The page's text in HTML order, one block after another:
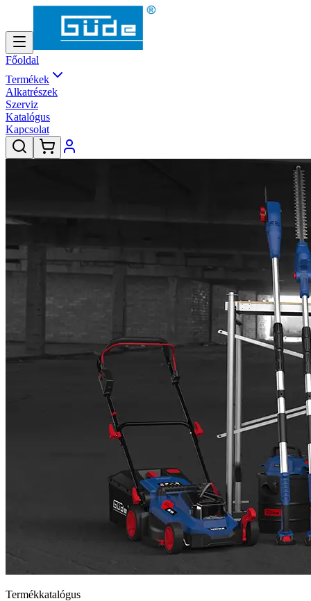
Főoldal
Termékek
Alkatrészek
Szerviz
Katalógus
Kapcsolat
Termékkatalógus